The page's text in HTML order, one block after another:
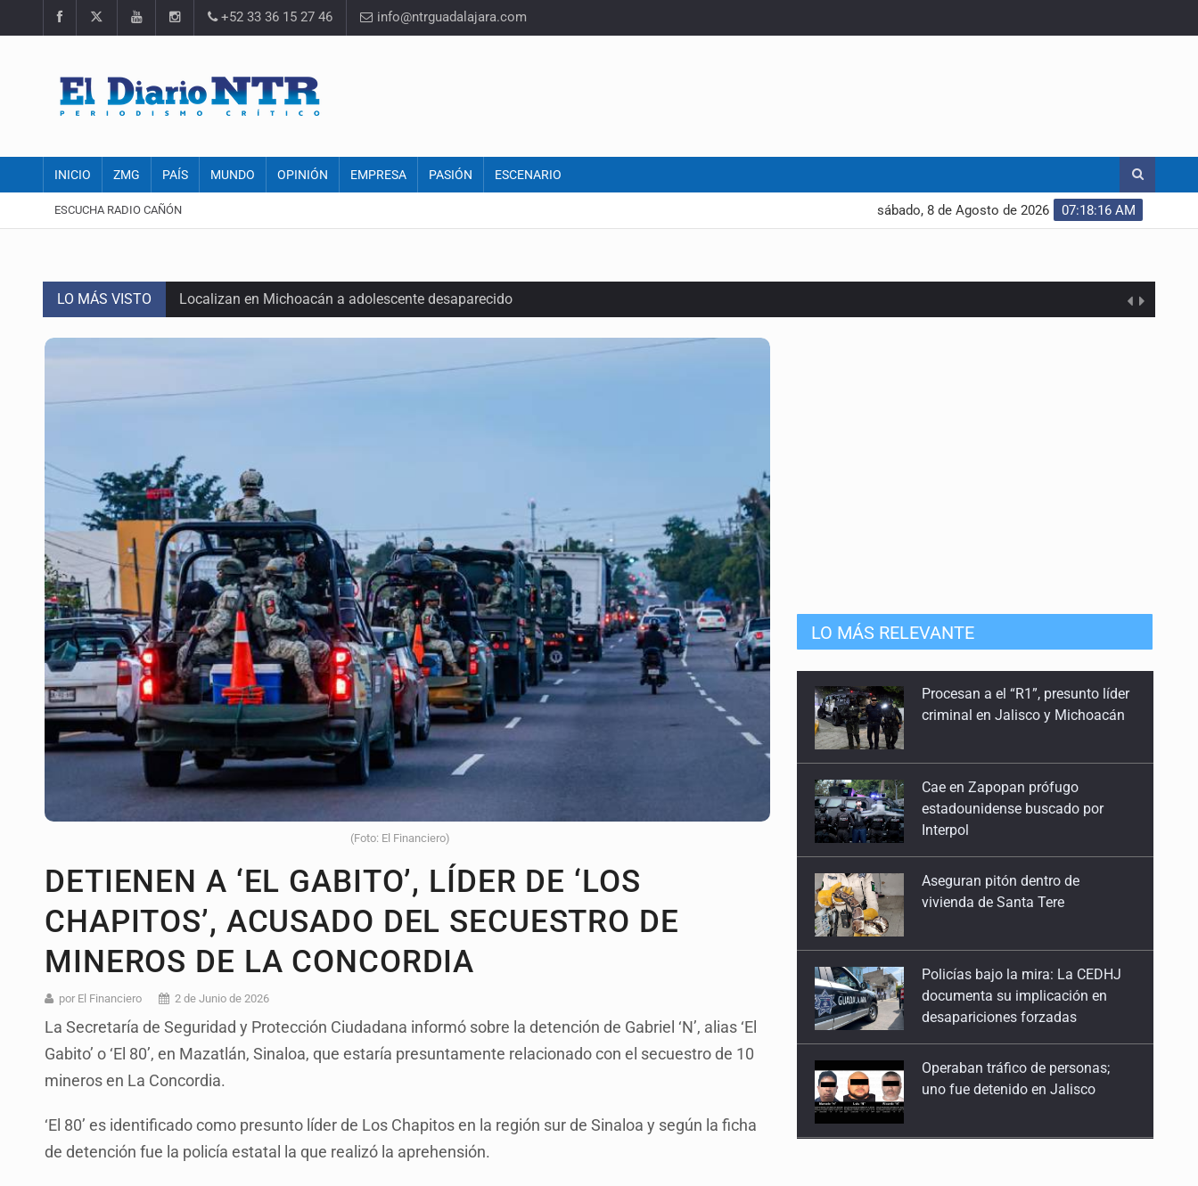
+52 33 36 15 27 46 info@ntrguadalajara.com
INICIO ZMG PAÍS MUNDO OPINIÓN EMPRESA PASIÓN ESCENARIO
ESCUCHA RADIO CAÑÓN 07:18:17 AM
sábado, 8 de Agosto de 2026
LO MÁS VISTO Localizan en Michoacán a adolescente desaparecido
México no está preparado para una intervención unilateral de EUA contra cárteles
Lamenta Carla Humphrey la negativa del INE para aprobar lineamientos de fiscalización
Sheinbaum anticipa más detenciones por caso Ayotzinapa y promete justicia
Resalta Fujimori restablecimiento de relaciones con México
Asume Abelardo De la Espriella como Presidente de Colombia
Policías bajo la mira: La CEDHJ documenta su implicación en desapariciones forzadas
Catean casa por esquema de fraude telefónico
(Foto: El Financiero)
DETIENEN A ‘EL GABITO’, LÍDER DE ‘LOS
CHAPITOS’, ACUSADO DEL SECUESTRO DE
MINEROS DE LA CONCORDIA
por El Financiero 2 de Junio de 2026
La Secretaría de Seguridad y Protección Ciudadana informó sobre la detención de Gabriel ‘N’, alias ‘El
Gabito’ o ‘El 80’, en Mazatlán, Sinaloa, que estaría presuntamente relacionado con el secuestro de 10
mineros en La Concordia.
‘El 80’ es identificado como presunto líder de Los Chapitos en la región sur de Sinaloa y según la ficha
de detención fue la policía estatal la que realizó la aprehensión.
LO MÁS RELEVANTE
Cae en Zapopan prófugo
estadounidense buscado por
Aseguran pitón dentro de
vivienda de Santa Tere
Policías bajo la mira: La CEDHJ
documenta su implicación en
Operaban tráfico de personas;
uno fue detenido en Jalisco
Catean casa por esquema de
fraude telefónico